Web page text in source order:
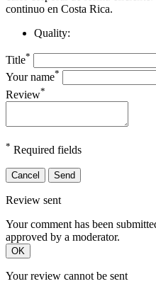
continuo en Costa Rica.
Quality:
Title*
Your name*
Review*
* Required fields
Cancel Send
Review sent
Your comment has been
approved by a moderator.
OK
Your review cannot be sent